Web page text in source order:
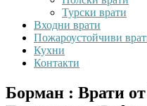
Турски врати
Входни врати
Пожароустойчиви
Кухни
Контакти
Борман : Врати